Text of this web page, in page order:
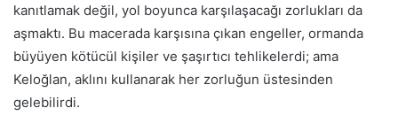
kanıtlamak değil, yol boyunca karşılaşacağı zorlukları da
aşmaktı. Bu macerada karşısına çıkan engeller, ormanda
büyüyen kötücül kişiler ve şaşırtıcı tehlikelerdi; ama
Keloğlan, aklını kullanarak her zorluğun üstesinden
gelebilirdi.